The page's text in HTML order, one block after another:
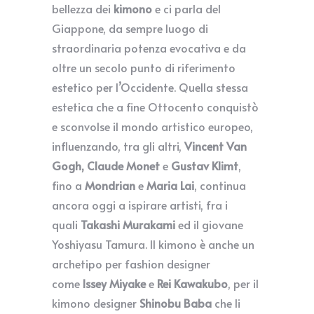
bellezza dei kimonoe ci parla del
Giappone, da sempre luogo di
straordinaria potenza evocativa e da
oltre un secolo punto di riferimento
estetico per l’Occidente. Quella stessa
estetica che a fine Ottocento conquistò
e sconvolse il mondo artistico europeo,
influenzando, tra gli altri, Vincent Van
Gogh, Claude Monete Gustav Klimt,
fino a MondrianeMaria Lai, continua
ancora oggi a ispirare artisti, fra i
quali Takashi Murakamied il giovane
Yoshiyasu Tamura. Il kimono è anche un
archetipo per fashion designer
come Issey Miyakee Rei Kawakubo, per il
kimono designer Shinobu Baba che li